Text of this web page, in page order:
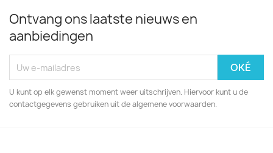
Ontvang ons laatste nieuws en
aanbiedingen
U kunt op elk gewenst moment weer uitschrijven. Hiervoor kunt u de
contactgegevens gebruiken uit de algemene voorwaarden.